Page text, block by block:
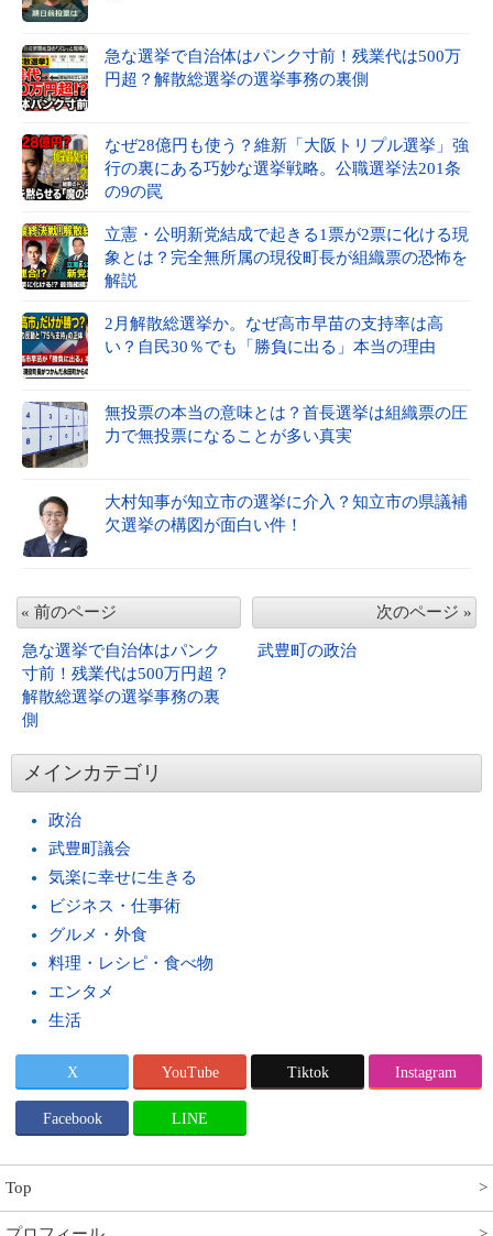
急な選挙で自治体はパンク寸前！残業代は500万
円超？解散総選挙の選挙事務の裏側
なぜ28億円も使う？維新「大阪トリプル選挙」強
行の裏にある巧妙な選挙戦略。公職選挙法201条
の9の罠
立憲・公明新党結成で起きる1票が2票に化ける現
象とは？完全無所属の現役町長が組織票の恐怖を
解説
2月解散総選挙か。なぜ高市早苗の支持率は高
い？自民30％でも「勝負に出る」本当の理由
無投票の本当の意味とは？首長選挙は組織票の圧
力で無投票になることが多い真実
大村知事が知立市の選挙に介入？知立市の県議補
欠選挙の構図が面白い件！
« 前のページ
急な選挙で自治体はパンク
寸前！残業代は500万円超？
解散総選挙の選挙事務の裏
側
次のページ »
武豊町の政治
メインカテゴリ
政治
武豊町議会
気楽に幸せに生きる
ビジネス・仕事術
グルメ・外食
料理・レシピ・食べ物
エンタメ
生活
X YouTube Tiktok Instagram
Facebook LINE
Top